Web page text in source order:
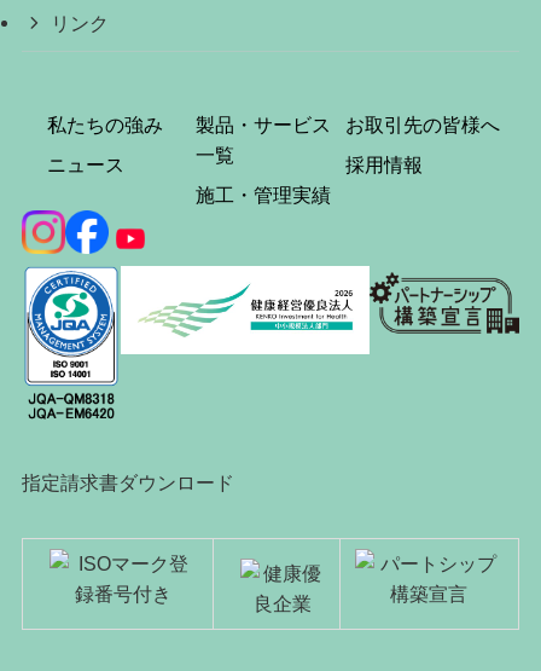
リンク
私たちの強み
ニュース
製品・サービス
一覧
施工・管理実績
お取引先の皆様へ
採用情報
指定請求書ダウンロード